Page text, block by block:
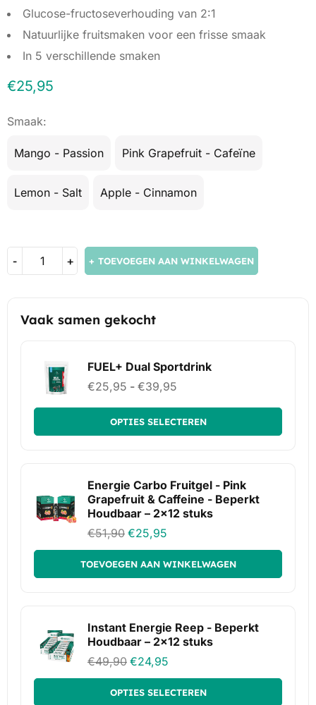
Glucose-fructoseverhouding van 2:1
Natuurlijke fruitsmaken voor een frisse smaak
In 5 verschillende smaken
€25,95
Smaak
Mango - Passion Pink Grapefruit - Cafeïne
Lemon - Salt Apple - Cinnamon
TOEVOEGEN AAN WINKELWAGEN
Vaak samen gekocht
FUEL+ Dual Sportdrink
€25,95 - €39,95
OPTIES SELECTEREN
Energie Carbo Fruitgel - Pink
Grapefruit & Caffeine - Beperkt
Houdbaar – 2x12 stuks
€51,90 €25,95
TOEVOEGEN AAN WINKELWAGEN
Instant Energie Reep - Beperkt
Houdbaar – 2x12 stuks
€49,90 €24,95
OPTIES SELECTEREN